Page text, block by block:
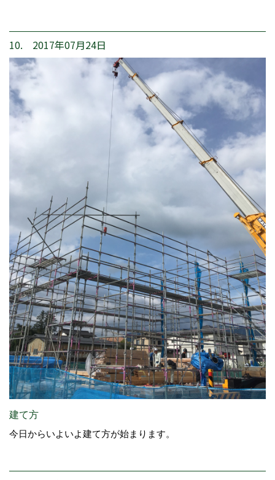
10. 2017年07月24日
建て方
今日からいよいよ建て方が始まります。